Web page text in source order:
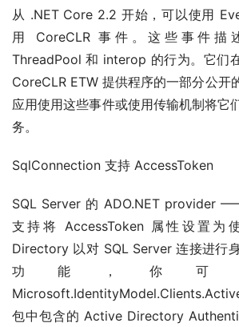
从 .NET Core 2.2 开始，可以使用
用 CoreCLR 事件。这些事件描
ThreadPool 和 interop 的行为。它们
CoreCLR ETW 提供程序的一部分公开
应用使用这些事件或使用传输机制将它
务。
SqlConnection 支持 AccessToken
SQL Server 的 ADO.NET provider
支持将 AccessToken 属性设置为
Directory 以对 SQL Server 连接进行
功能，你可
包中包含的 Active Directory